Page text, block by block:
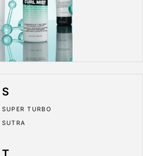
S
SUPER TURBO
SUTRA